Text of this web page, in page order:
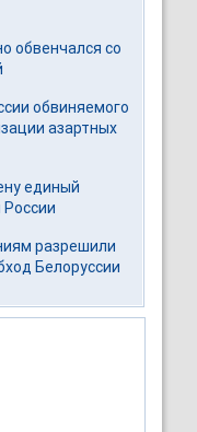
обвенчался со
обвиняемого
азартных
единый
разрешили
Белоруссии